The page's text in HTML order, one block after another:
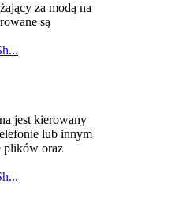
za modą na
są
jest kierowany
lub innym
plików oraz